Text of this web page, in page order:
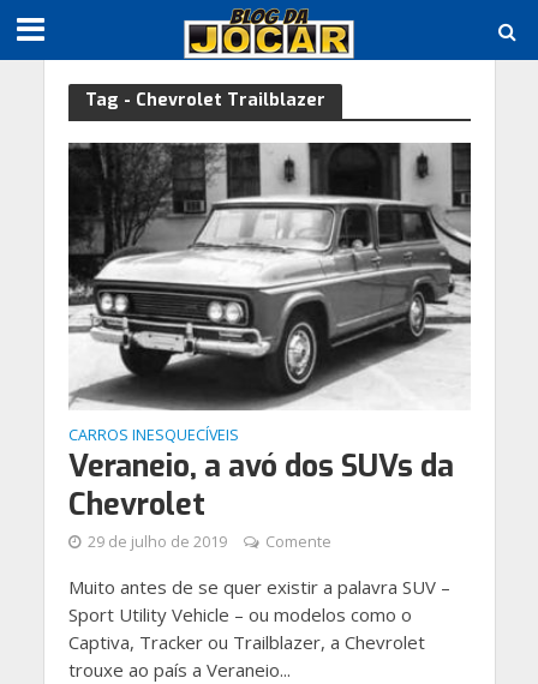
Tag - Chevrolet Trailblazer
CARROS INESQUECÍVEIS
Veraneio, a avó dos SUVs da
Chevrolet
29 de julho de 2019 Comente
Muito antes de se quer existir a palavra SUV –
Sport Utility Vehicle – ou modelos como o
Captiva, Tracker ou Trailblazer, a Chevrolet
trouxe ao país a Veraneio...